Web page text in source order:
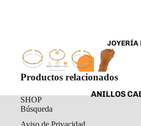
CADENAS Y
DIJES Y
ESCLAVAS
PULSERAS Y
JOYERÍA
ANILLOS
Productos relacionados
SHOP
Búsqueda